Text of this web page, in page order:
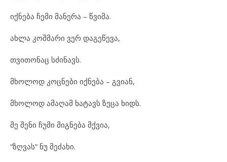
იქნება ჩემი მანერა – წვიმა.
ახლა კოშმარი ვერ დაგეწევა,
თვითონაც სძინავს.
მხოლოდ კოცნები იქნება – გვიან,
მხოლოდ ამაღამ ხატავს ზეცა ხიდს.
მე შენი ჩუმი მიგნება მქვია,
“ზღვას” ნუ მეძახი.